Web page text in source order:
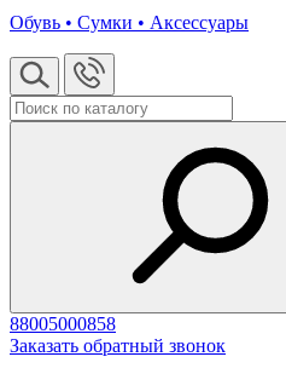
Обувь • Сумки • Аксессуары
88005000858
Заказать обратный звонок